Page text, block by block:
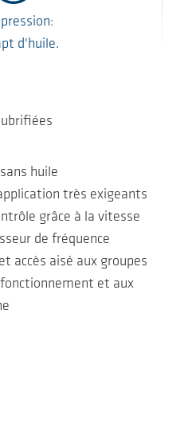
d'huile.
huile
très exigeants
grâce à la vitesse
de fréquence
accès aisé aux groupes
et aux